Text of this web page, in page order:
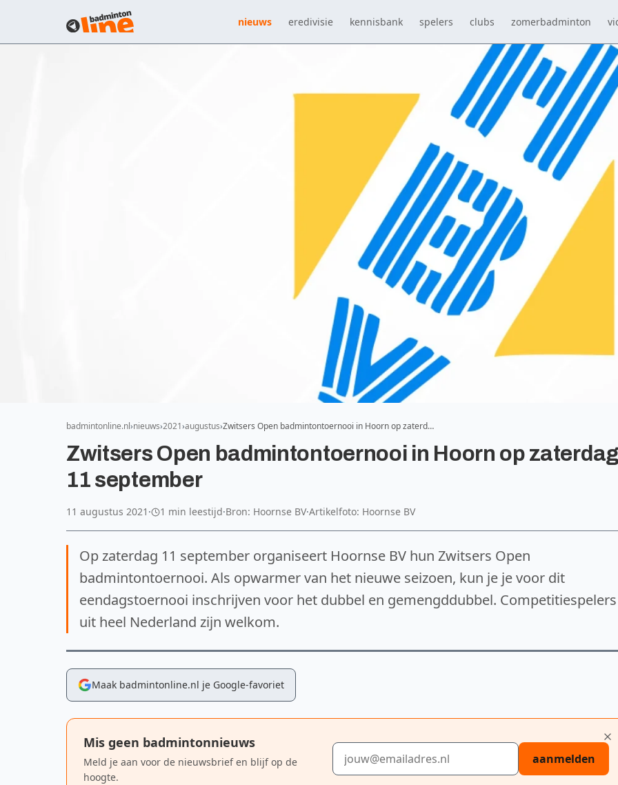
nieuws eredivisie kennisbank spelers clubs zomerbadminton
badmintonline.nl nieuws 2021 augustus Zwitsers Open badmintontoernooi in Hoorn op zaterd…
Zwitsers Open badmintontoernooi in Hoorn op
11 september
11 augustus 2021 · 1 min leestijd·Bron: Hoornse BV·Artikelfoto: Hoornse BV
Op zaterdag 11 september organiseert Hoornse BV hun Zwitsers Open
badmintontoernooi. Als opwarmer van het nieuwe seizoen, kun je je voor dit
eendagstoernooi inschrijven voor het dubbel en gemengddubbel. Competitiespelers
uit heel Nederland zijn welkom.
Maak badmintonline.nl je Google-favoriet
Mis geen badmintonnieuws
Meld je aan voor de nieuwsbrief en blijf op de
hoogte.
E-mailadres
aanmelden